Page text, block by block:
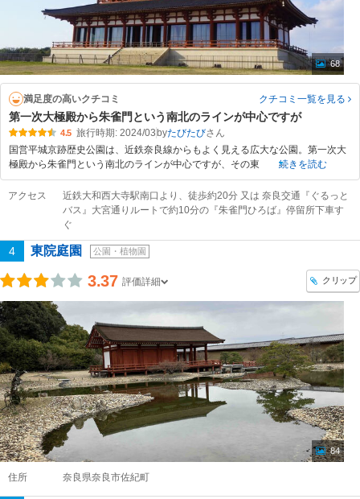
68
満足度の高いクチコミ クチコミ一覧を見る
第一次大極殿から朱雀門という南北のラインが中心ですが
4.5 旅行時期: 2024/03 byたびたび
国営平城京跡歴史公園は、近鉄奈良線からもよく見える広大な公園。第一次大
極殿から朱雀門という南北のラインが中心ですが、その東
続きを読む
アクセス
近鉄大和西大寺駅南口より、徒歩約20分 又は 奈良交通『ぐるっと
バス』大宮通りルートで約10分の『朱雀門ひろば』停留所下車す
ぐ
4 東院庭園 公園・植物園
3.37 評価詳細 クリップ
84
住所 奈良県奈良市佐紀町